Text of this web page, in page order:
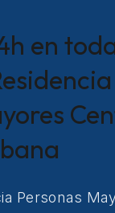
en
Personas